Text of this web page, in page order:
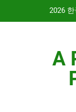
2026
2026 한국여
2026
A